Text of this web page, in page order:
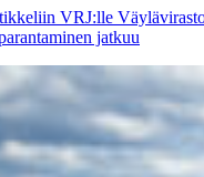
VRJ:lle
jatkuu